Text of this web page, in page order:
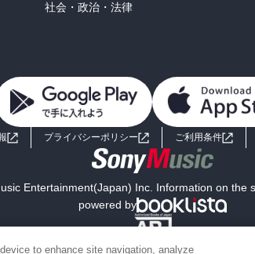
社会・政治・法律
プライバシーポリシー ご利用条件
Entertainment(Japan) Inc. Information on the
powered by
to enhance site navigation, analyze